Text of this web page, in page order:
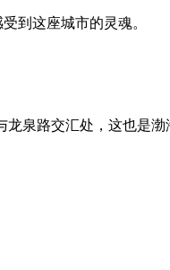
到这座城市的灵魂。
龙泉路交汇处，这也是